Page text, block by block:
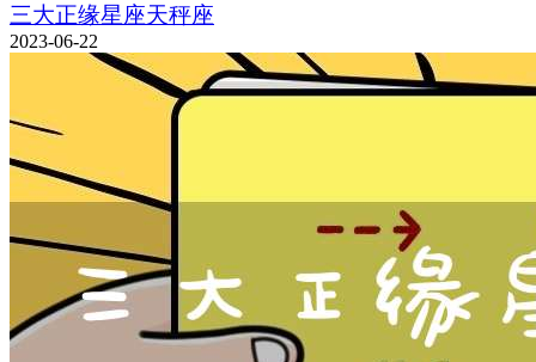
三大正缘星座天秤座
2023-06-22